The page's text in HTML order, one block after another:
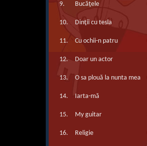
9. Bucăţele
10. Dinţii cu tesla
11. Cu ochii-n patru
12. Doar un actor
13. O sa plouă la nunta mea
14. Iarta-mă
15. My guitar
16. Religie